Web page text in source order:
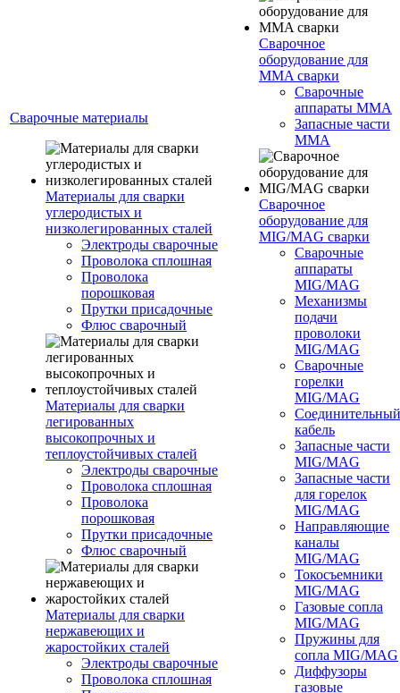
Сварочные материалы
Материалы для сварки
углеродистых и
низколегированных сталей
Электроды сварочные
Проволока сплошная
Проволока
порошковая
Прутки присадочные
Флюс сварочный
Материалы для сварки
легированных
высокопрочных и
теплоустойчивых сталей
Электроды сварочные
Проволока сплошная
Проволока
порошковая
Прутки присадочные
Флюс сварочный
Материалы для сварки
нержавеющих и
жаростойких сталей
Электроды сварочные
Проволока сплошная
Сварочное
оборудование для
MMA сварки
Сварочные
аппараты MMA
Запасные части
MMA
Сварочное
оборудование для
MIG/MAG сварки
Сварочные
аппараты
MIG/MAG
Механизмы
подачи
проволоки
MIG/MAG
Сварочные
горелки
MIG/MAG
Соединительный
кабель
Запасные части
MIG/MAG
Запасные части
для горелок
MIG/MAG
Направляющие
каналы
MIG/MAG
Токосъемники
MIG/MAG
Газовые сопла
MIG/MAG
Пружины для
сопла MIG/MAG
Диффузоры
газовые